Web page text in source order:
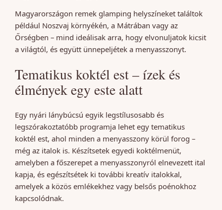
Magyarországon remek glamping helyszíneket találtok
például Noszvaj környékén, a Mátrában vagy az
Őrségben – mind ideálisak arra, hogy elvonuljatok kicsit
a világtól, és együtt ünnepeljétek a menyasszonyt.
Tematikus koktél est – ízek és
élmények egy este alatt
Egy nyári lánybúcsú egyik legstílusosabb és
legszórakoztatóbb programja lehet egy tematikus
koktél est, ahol minden a menyasszony körül forog –
még az italok is. Készítsetek egyedi koktélmenüt,
amelyben a főszerepet a menyasszonyról elnevezett ital
kapja, és egészítsétek ki további kreatív italokkal,
amelyek a közös emlékekhez vagy belsős poénokhoz
kapcsolódnak.